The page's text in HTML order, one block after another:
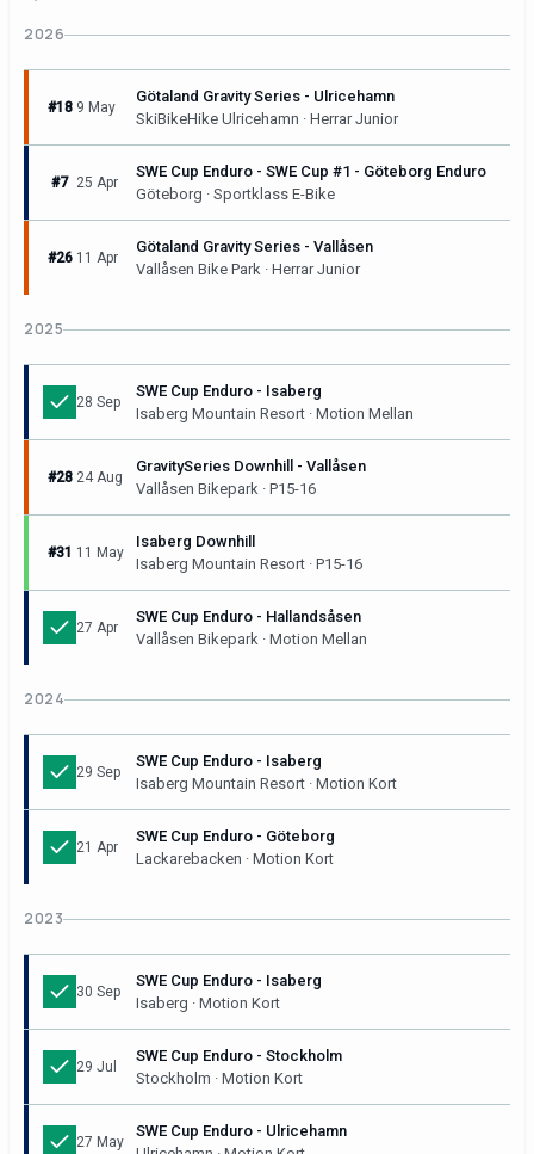
2026
#18 9 May
Götaland Gravity Series - Ulricehamn
SkiBikeHike Ulricehamn · Herrar Junior
#7 25 Apr
SWE Cup Enduro - SWE Cup #1 - Göteborg Enduro
Göteborg · Sportklass E-Bike
#26 11 Apr
Götaland Gravity Series - Vallåsen
Vallåsen Bike Park · Herrar Junior
2025
28 Sep
SWE Cup Enduro - Isaberg
Isaberg Mountain Resort · Motion Mellan
#28 24 Aug
GravitySeries Downhill - Vallåsen
Vallåsen Bikepark · P15-16
#31 11 May
Isaberg Downhill
Isaberg Mountain Resort · P15-16
27 Apr
SWE Cup Enduro - Hallandsåsen
Vallåsen Bikepark · Motion Mellan
2024
29 Sep
SWE Cup Enduro - Isaberg
Isaberg Mountain Resort · Motion Kort
21 Apr
SWE Cup Enduro - Göteborg
Lackarebacken · Motion Kort
2023
30 Sep
SWE Cup Enduro - Isaberg
Isaberg · Motion Kort
29 Jul
SWE Cup Enduro - Stockholm
Stockholm · Motion Kort
27 May
SWE Cup Enduro - Ulricehamn